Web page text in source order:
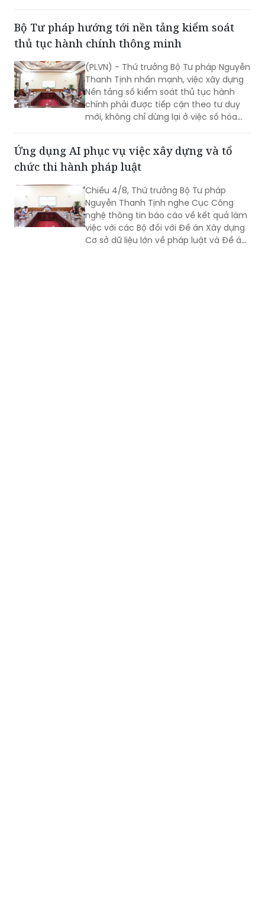
Bộ Tư pháp hướng tới nền tảng kiểm soát
thủ tục hành chính thông minh
(PLVN) - Thứ trưởng Bộ Tư pháp Nguyễn
Thanh Tịnh nhấn mạnh, việc xây dựng
Nền tảng số kiểm soát thủ tục hành
chính phải được tiếp cận theo tư duy
mới, không chỉ dừng lại ở việc số hóa
nghệ, mà phải hướng tới xây dựng một
nền tảng thực sự thông minh, chủ
gia tăng cho công tác quản lý nhà
nước.
Ứng dụng AI phục vụ việc xây dựng và tổ
chức thi hành pháp luật
Chiều 4/8, Thứ trưởng Bộ Tư pháp
Nguyễn Thanh Tịnh nghe Cục Công
nghệ thông tin báo cáo về kết quả làm
việc với các Bộ đối với Đề án Xây dựng
Cơ sở dữ liệu lớn về pháp luật và Đề án